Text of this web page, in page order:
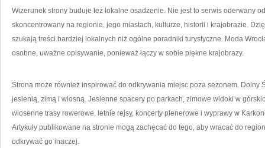
Wizerunek strony buduje też lokalne osadzenie. Nie jest to serwis oderwany
skoncentrowany na regionie, jego miastach, kulturze, historii i krajobrazie.
szukają treści bardziej lokalnych niż ogólne poradniki turystyczne. Moda
osobne, uważne opisywanie, ponieważ łączy w sobie piękne krajobrazy.
Strona może również inspirować do odkrywania miejsc poza sezonem. Dolny
jesienią, zimą i wiosną. Jesienne spacery po parkach, zimowe widoki w
wiosenne trasy rowerowe, letnie rejsy, koncerty plenerowe i wyprawy w
Artykuły publikowane na stronie mogą zachęcać do tego, aby wracać do
odkrywać go inaczej.